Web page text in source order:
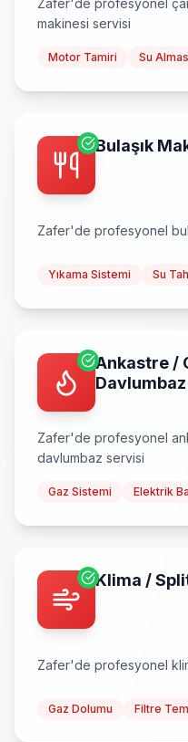
Zafer'de profesyonel
makinesi servisi
Motor Tamiri Su
Bulaşık
Zafer'de profesyonel
Yıkama Sistemi Su
Ankastre /
Davlumbaz
Zafer'de profesyonel
davlumbaz servisi
Gaz Sistemi Elektrik
Klima /
Zafer'de profesyonel
Gaz Dolumu Filtre